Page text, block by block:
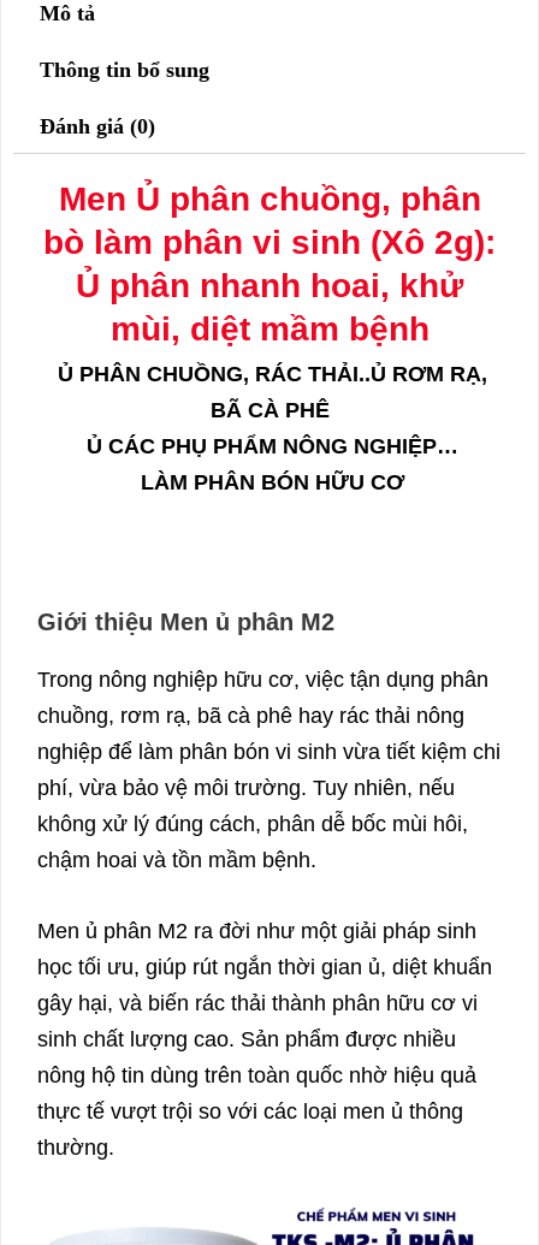
Mô tả
Thông tin bổ sung
Đánh giá (0)
Men Ủ phân chuồng, phân
bò làm phân vi sinh (Xô 2g):
Ủ phân nhanh hoai, khử
mùi, diệt mầm bệnh
Ủ PHÂN CHUỒNG, RÁC THẢI..Ủ RƠM RẠ,
BÃ CÀ PHÊ
Ủ CÁC PHỤ PHẨM NÔNG NGHIỆP…
LÀM PHÂN BÓN HỮU CƠ
Giới thiệu Men ủ phân M2
Trong nông nghiệp hữu cơ, việc tận dụng phân
chuồng, rơm rạ, bã cà phê hay rác thải nông
nghiệp để làm phân bón vi sinh vừa tiết kiệm chi
phí, vừa bảo vệ môi trường. Tuy nhiên, nếu
không xử lý đúng cách, phân dễ bốc mùi hôi,
chậm hoai và tồn mầm bệnh.
Men ủ phân M2 ra đời như một giải pháp sinh
học tối ưu, giúp rút ngắn thời gian ủ, diệt khuẩn
gây hại, và biến rác thải thành phân hữu cơ vi
sinh chất lượng cao. Sản phẩm được nhiều
nông hộ tin dùng trên toàn quốc nhờ hiệu quả
thực tế vượt trội so với các loại men ủ thông
thường.